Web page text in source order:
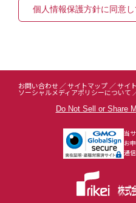
情報を利用します。
当社は法令で許容され
定期的な改善を行いま
当社は個人情報への不
当社はお客様本人から
正、削除、利用停止の
理的な範囲で対応しま
お問い合わせ サイトマップ サイ
ソーシャルメディアポリシーについて
Do Not Sell or Share
当
お
通